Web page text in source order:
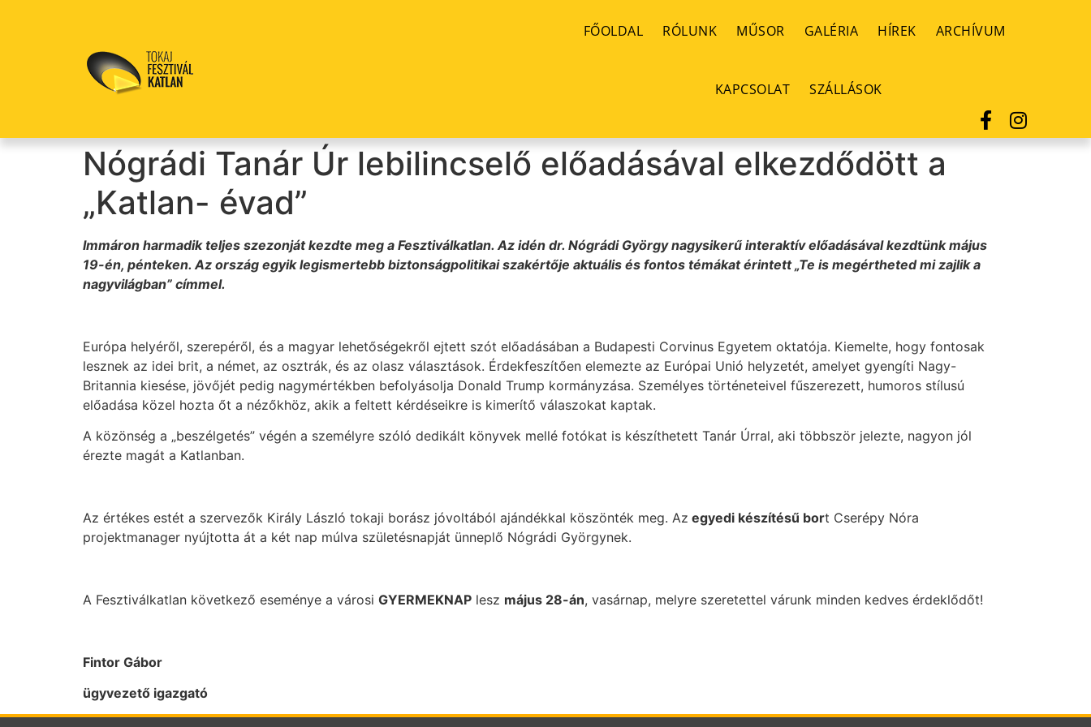
FŐOLDAL RÓLUNK MŰSOR GALÉRIA HÍREK ARCHÍVUM
KAPCSOLAT SZÁLLÁSOK
Nógrádi Tanár Úr lebilincselő előadásával elkezdődött a
„Katlan- évad”
Immáron harmadik teljes szezonját kezdte meg a Fesztiválkatlan. Az idén dr. Nógrádi György nagysikerű interaktív előadásával kezdtünk május
19-én, pénteken. Az ország egyik legismertebb biztonságpolitikai szakértője aktuális és fontos témákat érintett „Te is megértheted mi zajlik a
nagyvilágban” címmel.
Európa helyéről, szerepéről, és a magyar lehetőségekről ejtett szót előadásában a Budapesti Corvinus Egyetem oktatója. Kiemelte, hogy fontosak
lesznek az idei brit, a német, az osztrák, és az olasz választások. Érdekfeszítően elemezte az Európai Unió helyzetét, amelyet gyengíti Nagy-
Britannia kiesése, jövőjét pedig nagymértékben befolyásolja Donald Trump kormányzása. Személyes történeteivel fűszerezett, humoros stílusú
előadása közel hozta őt a nézőkhöz, akik a feltett kérdéseikre is kimerítő válaszokat kaptak.
A közönség a „beszélgetés” végén a személyre szóló dedikált könyvek mellé fotókat is készíthetett Tanár Úrral, aki többször jelezte, nagyon jól
érezte magát a Katlanban.
Az értékes estét a szervezők Király László tokaji borász jóvoltából ajándékkal köszönték meg. Az egyedi készítésű bort Cserépy Nóra
projektmanager nyújtotta át a két nap múlva születésnapját ünneplő Nógrádi Györgynek.
A Fesztiválkatlan következő eseménye a városi GYERMEKNAP lesz május 28-án, vasárnap, melyre szeretettel várunk minden kedves érdeklődőt!
Fintor Gábor
ügyvezető igazgató